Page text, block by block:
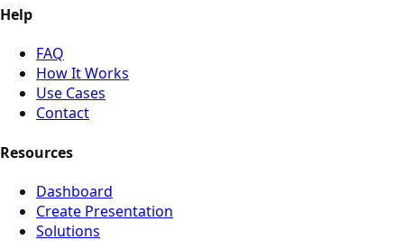
Help
FAQ
How It Works
Use Cases
Contact
Resources
Dashboard
Create Presentation
Solutions